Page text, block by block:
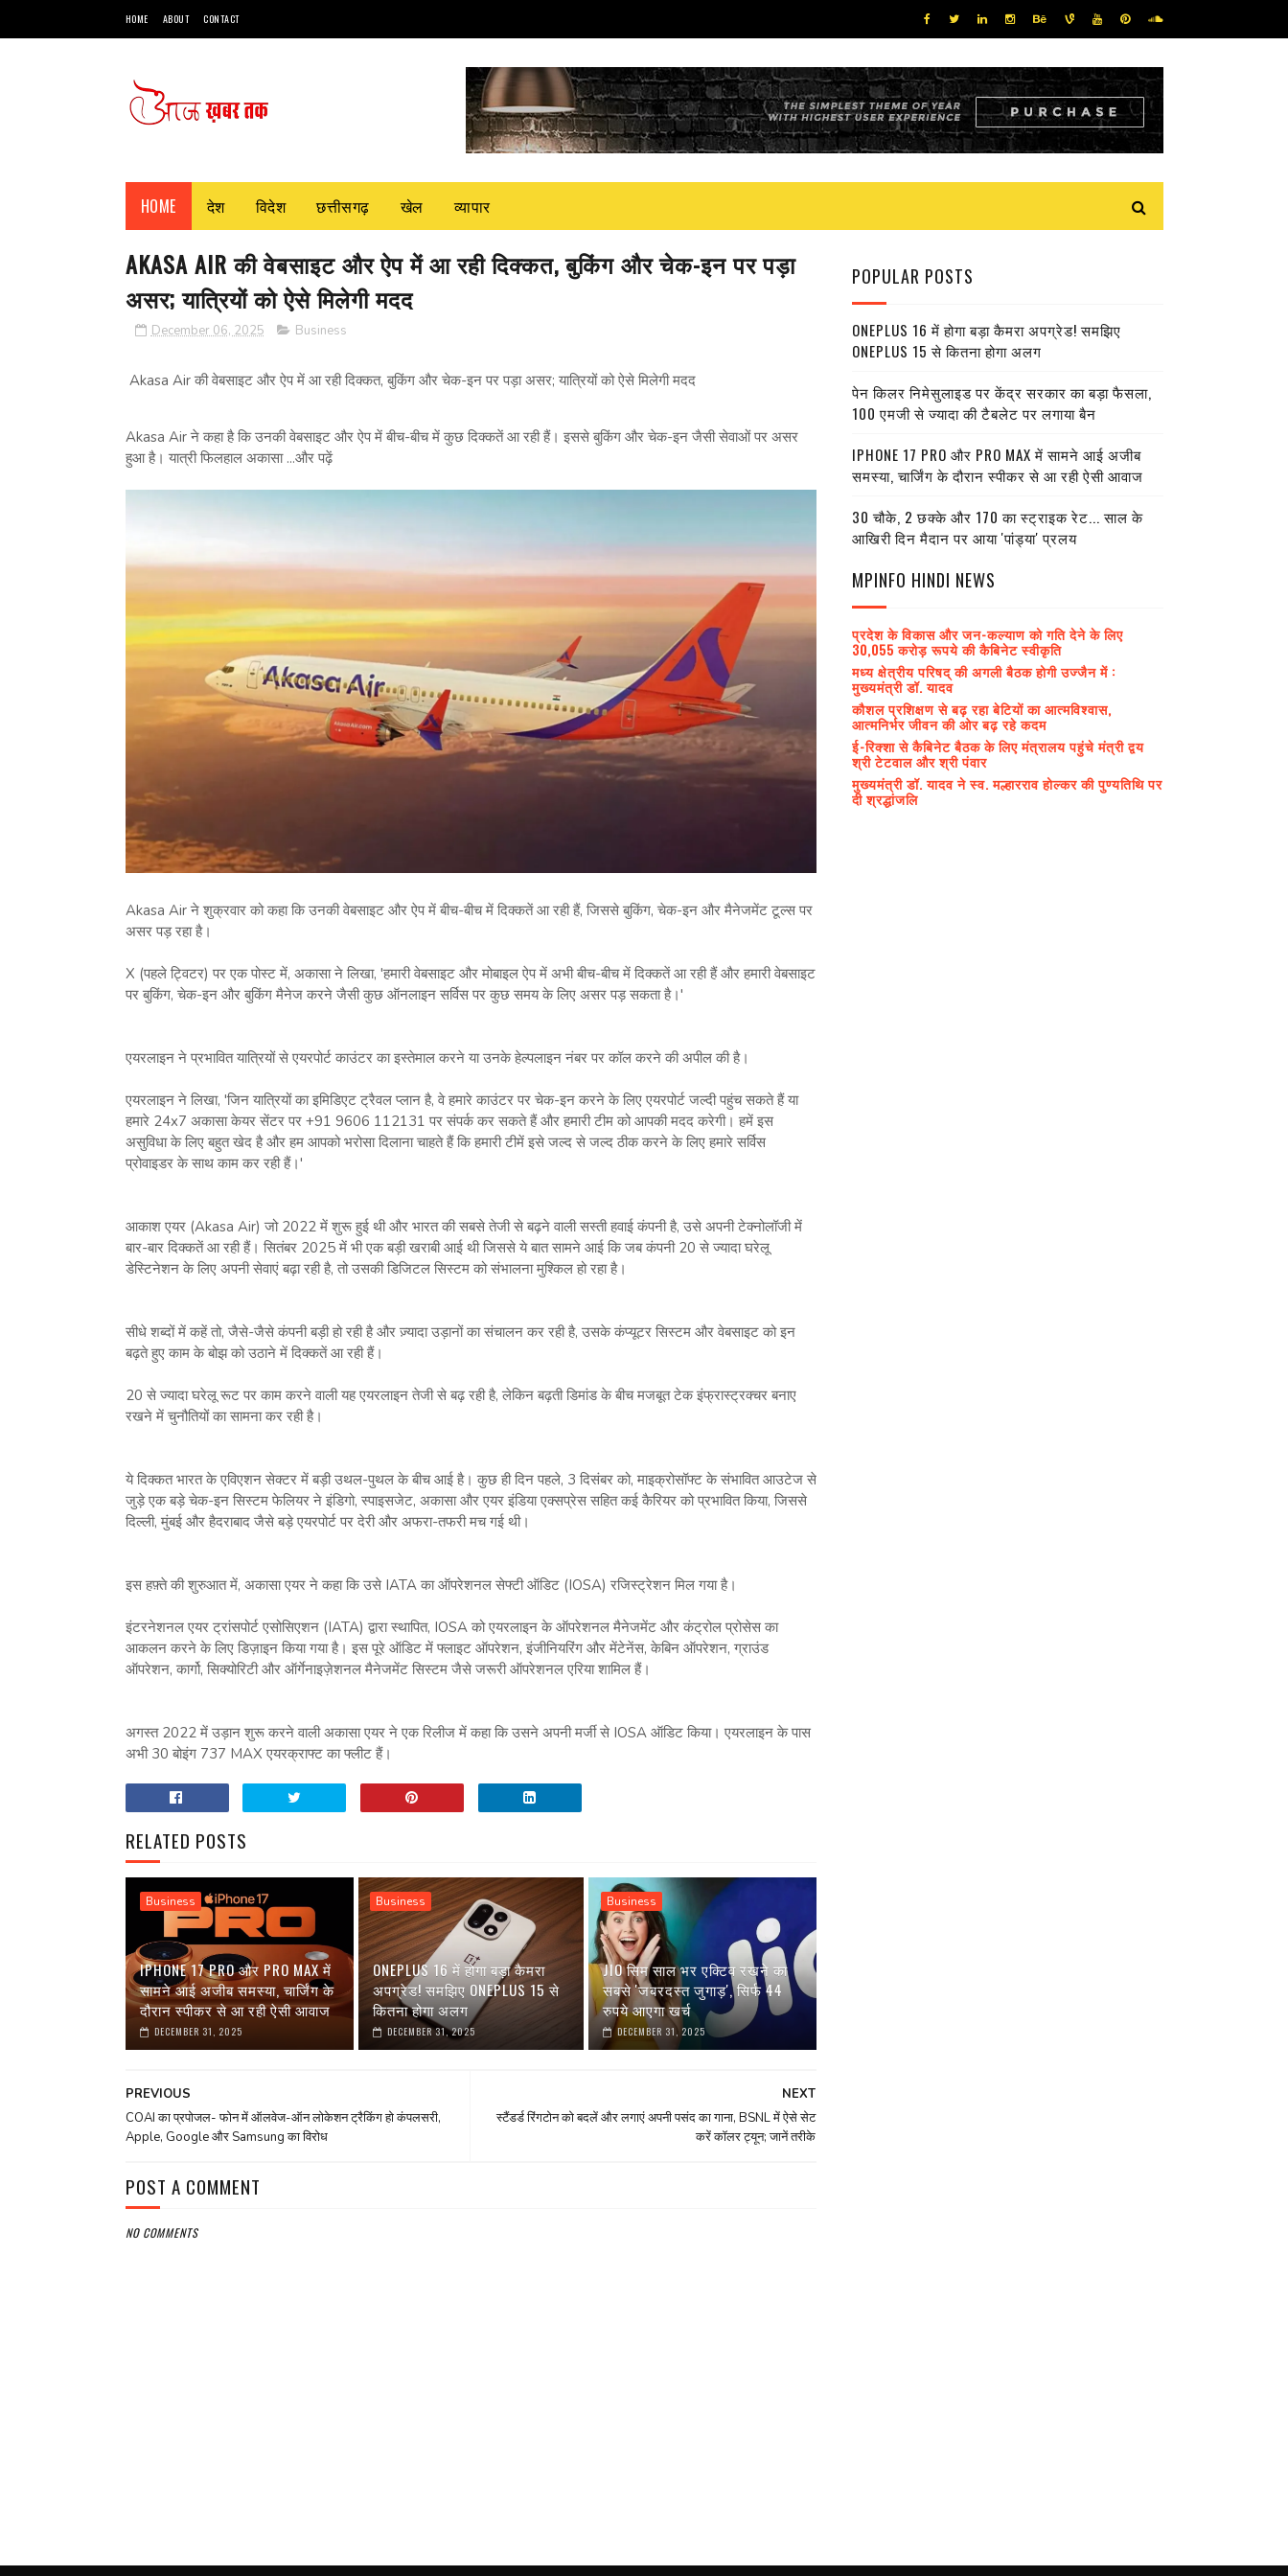
HOME ABOUT CONTACT
HOME देश विदेश छत्तीसगढ़ खेल व्यापार
AKASA AIR की वेबसाइट और ऐप में आ रही दिक्कत, बुकिंग और चेक-इन पर पड़ा
असर; यात्रियों को ऐसे मिलेगी मदद
December 06, 2025 Business
Akasa Air की वेबसाइट और ऐप में आ रही दिक्कत, बुकिंग और चेक-इन पर पड़ा असर; यात्रियों को ऐसे मिलेगी मदद
Akasa Air ने कहा है कि उनकी वेबसाइट और ऐप में बीच-बीच में कुछ दिक्कतें आ रही हैं। इससे बुकिंग और चेक-इन जैसी सेवाओं पर असर
हुआ है। यात्री फिलहाल अकासा ...और पढ़ें
Akasa Air ने शुक्रवार को कहा कि उनकी वेबसाइट और ऐप में बीच-बीच में दिक्कतें आ रही हैं, जिससे बुकिंग, चेक-इन और मैनेजमेंट टूल्स पर
असर पड़ रहा है।
X (पहले ट्विटर) पर एक पोस्ट में, अकासा ने लिखा, 'हमारी वेबसाइट और मोबाइल ऐप में अभी बीच-बीच में दिक्कतें आ रही हैं और हमारी वेबसाइट
पर बुकिंग, चेक-इन और बुकिंग मैनेज करने जैसी कुछ ऑनलाइन सर्विस पर कुछ समय के लिए असर पड़ सकता है।'
एयरलाइन ने प्रभावित यात्रियों से एयरपोर्ट काउंटर का इस्तेमाल करने या उनके हेल्पलाइन नंबर पर कॉल करने की अपील की है।
एयरलाइन ने लिखा, 'जिन यात्रियों का इमिडिएट ट्रैवल प्लान है, वे हमारे काउंटर पर चेक-इन करने के लिए एयरपोर्ट जल्दी पहुंच सकते हैं या
हमारे 24x7 अकासा केयर सेंटर पर +91 9606 112131 पर संपर्क कर सकते हैं और हमारी टीम को आपकी मदद करेगी। हमें इस
असुविधा के लिए बहुत खेद है और हम आपको भरोसा दिलाना चाहते हैं कि हमारी टीमें इसे जल्द से जल्द ठीक करने के लिए हमारे सर्विस
प्रोवाइडर के साथ काम कर रही हैं।'
आकाश एयर (Akasa Air) जो 2022 में शुरू हुई थी और भारत की सबसे तेजी से बढ़ने वाली सस्ती हवाई कंपनी है, उसे अपनी टेक्नोलॉजी में
बार-बार दिक्कतें आ रही हैं। सितंबर 2025 में भी एक बड़ी खराबी आई थी जिससे ये बात सामने आई कि जब कंपनी 20 से ज्यादा घरेलू
डेस्टिनेशन के लिए अपनी सेवाएं बढ़ा रही है, तो उसकी डिजिटल सिस्टम को संभालना मुश्किल हो रहा है।
सीधे शब्दों में कहें तो, जैसे-जैसे कंपनी बड़ी हो रही है और ज़्यादा उड़ानों का संचालन कर रही है, उसके कंप्यूटर सिस्टम और वेबसाइट को इन
बढ़ते हुए काम के बोझ को उठाने में दिक्कतें आ रही हैं।
20 से ज्यादा घरेलू रूट पर काम करने वाली यह एयरलाइन तेजी से बढ़ रही है, लेकिन बढ़ती डिमांड के बीच मजबूत टेक इंफ्रास्ट्रक्चर बनाए
रखने में चुनौतियों का सामना कर रही है।
ये दिक्कत भारत के एविएशन सेक्टर में बड़ी उथल-पुथल के बीच आई है। कुछ ही दिन पहले, 3 दिसंबर को, माइक्रोसॉफ्ट के संभावित आउटेज से
जुड़े एक बड़े चेक-इन सिस्टम फेलियर ने इंडिगो, स्पाइसजेट, अकासा और एयर इंडिया एक्सप्रेस सहित कई कैरियर को प्रभावित किया, जिससे
दिल्ली, मुंबई और हैदराबाद जैसे बड़े एयरपोर्ट पर देरी और अफरा-तफरी मच गई थी।
इस हफ़्ते की शुरुआत में, अकासा एयर ने कहा कि उसे IATA का ऑपरेशनल सेफ्टी ऑडिट (IOSA) रजिस्ट्रेशन मिल गया है।
इंटरनेशनल एयर ट्रांसपोर्ट एसोसिएशन (IATA) द्वारा स्थापित, IOSA को एयरलाइन के ऑपरेशनल मैनेजमेंट और कंट्रोल प्रोसेस का
आकलन करने के लिए डिज़ाइन किया गया है। इस पूरे ऑडिट में फ्लाइट ऑपरेशन, इंजीनियरिंग और मेंटेनेंस, केबिन ऑपरेशन, ग्राउंड
ऑपरेशन, कार्गो, सिक्योरिटी और ऑर्गेनाइज़ेशनल मैनेजमेंट सिस्टम जैसे जरूरी ऑपरेशनल एरिया शामिल हैं।
अगस्त 2022 में उड़ान शुरू करने वाली अकासा एयर ने एक रिलीज में कहा कि उसने अपनी मर्जी से IOSA ऑडिट किया। एयरलाइन के पास
अभी 30 बोइंग 737 MAX एयरक्राफ्ट का फ्लीट हैं।
RELATED POSTS
Business
IPHONE 17 PRO और PRO MAX में
सामने आई अजीब समस्या, चार्जिंग के
दौरान स्पीकर से आ रही ऐसी आवाज
DECEMBER 31, 2025
Business
ONEPLUS 16 में होगा बड़ा कैमरा
अपग्रेड! समझिए ONEPLUS 15 से
कितना होगा अलग
DECEMBER 31, 2025
Business
JIO सिम साल भर एक्टिव रखने का
सबसे 'जबरदस्त जुगाड़', सिर्फ 44
रुपये आएगा खर्च
DECEMBER 31, 2025
NEXT
स्टैंडर्ड रिंगटोन को बदलें और लगाएं अपनी पसंद का गाना, BSNL में ऐसे सेट
करें कॉलर ट्यून; जानें तरीके
PREVIOUS
COAI का प्रपोजल- फोन में ऑलवेज-ऑन लोकेशन ट्रैकिंग हो कंपलसरी,
Apple, Google और Samsung का विरोध
POST A COMMENT
NO COMMENTS
POPULAR POSTS
ONEPLUS 16 में होगा बड़ा कैमरा अपग्रेड! समझिए
ONEPLUS 15 से कितना होगा अलग
पेन किलर निमेसुलाइड पर केंद्र सरकार का बड़ा फैसला,
100 एमजी से ज्यादा की टैबलेट पर लगाया बैन
IPHONE 17 PRO और PRO MAX में सामने आई अजीब
समस्या, चार्जिंग के दौरान स्पीकर से आ रही ऐसी आवाज
30 चौके, 2 छक्के और 170 का स्ट्राइक रेट... साल के
आखिरी दिन मैदान पर आया 'पांड्या' प्रलय
MPINFO HINDI NEWS
प्रदेश के विकास और जन-कल्याण को गति देने के लिए
30,055 करोड़ रूपये की कैबिनेट स्वीकृति
मध्य क्षेत्रीय परिषद् की अगली बैठक होगी उज्जैन में :
मुख्यमंत्री डॉ. यादव
कौशल प्रशिक्षण से बढ़ रहा बेटियों का आत्मविश्वास,
आत्मनिर्भर जीवन की ओर बढ़ रहे कदम
ई-रिक्शा से कैबिनेट बैठक के लिए मंत्रालय पहुंचे मंत्री द्वय
श्री टेटवाल और श्री पंवार
मुख्यमंत्री डॉ. यादव ने स्व. मल्हारराव होल्कर की पुण्यतिथि पर
दी श्रद्धांजलि